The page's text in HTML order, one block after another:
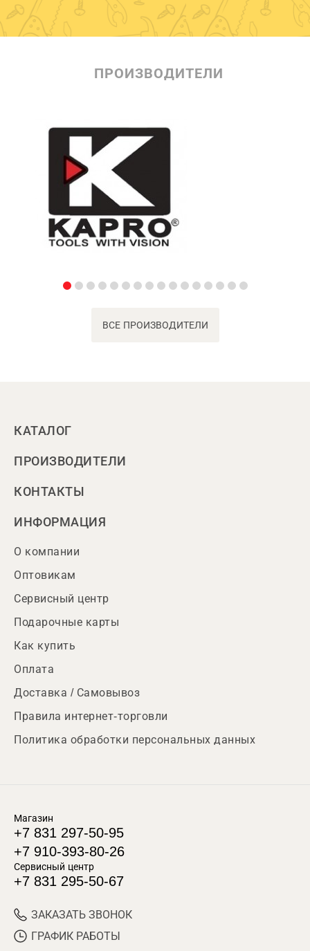
ПРОИЗВОДИТЕЛИ
ВСЕ ПРОИЗВОДИТЕЛИ
КАТАЛОГ
ПРОИЗВОДИТЕЛИ
КОНТАКТЫ
ИНФОРМАЦИЯ
О компании
Оптовикам
Сервисный центр
Подарочные карты
Как купить
Оплата
Доставка / Самовывоз
Правила интернет-торговли
Политика обработки персональных данных
Магазин
+7 831 297-50-95
+7 910-393-80-26
Сервисный центр
+7 831 295-50-67
ЗАКАЗАТЬ ЗВОНОК
ГРАФИК РАБОТЫ